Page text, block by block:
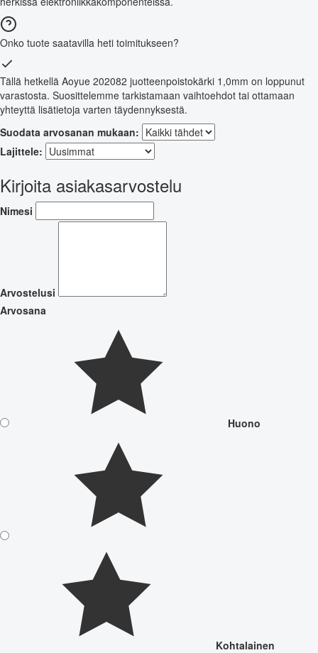
Onko tuote saatavilla heti toimitukseen?
Tällä hetkellä Aoyue 202082 juotteenpoistokärki 1,0mm on loppunut
varastosta. Suosittelemme tarkistamaan vaihtoehdot tai ottamaan
yhteyttä lisätietoja varten täydennyksestä.
Suodata arvosanan mukaan:
Lajittele:
Kirjoita asiakasarvostelu
Nimesi
Arvostelusi
Arvosana
Huono
Kohtalainen